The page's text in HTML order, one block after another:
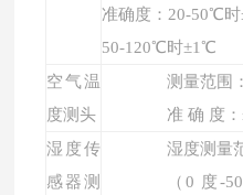
准确度：20-
50-120℃时±1℃
空气温
度测头
测量范围
准 确 度
湿度传
感器测
湿度测量
（0 度-